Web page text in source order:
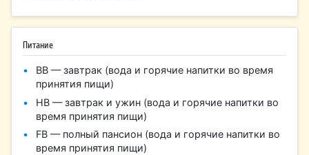
Питание
BB — завтрак (вода и горячие напитки во время
принятия пищи)
HB — завтрак и ужин (вода и горячие напитки во
время принятия пищи)
FB — полный пансион (вода и горячие напитки во
время принятия пищи)